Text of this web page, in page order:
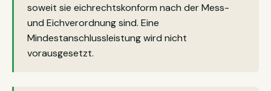
soweit sie eichrechtskonform nach der Mess-
und Eichverordnung sind. Eine
Mindestanschlussleistung wird nicht
vorausgesetzt.